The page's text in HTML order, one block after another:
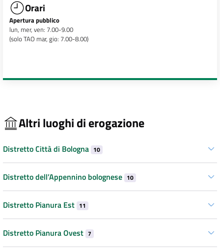
Orari
Apertura pubblico
lun, mer, ven: 7.00-9.00
(solo TAO mar, gio: 7.00-8.00)
Altri luoghi di erogazione
Distretto Città di Bologna 10
Distretto dell’Appennino bolognese 10
Distretto Pianura Est 11
Distretto Pianura Ovest 7